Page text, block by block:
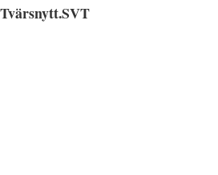
Tvärsnytt.SVT